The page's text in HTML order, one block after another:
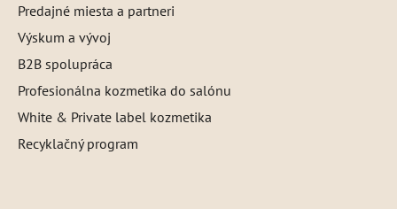
Predajné miesta a partneri
Výskum a vývoj
B2B spolupráca
Profesionálna kozmetika do salónu
White & Private label kozmetika
Recyklačný program